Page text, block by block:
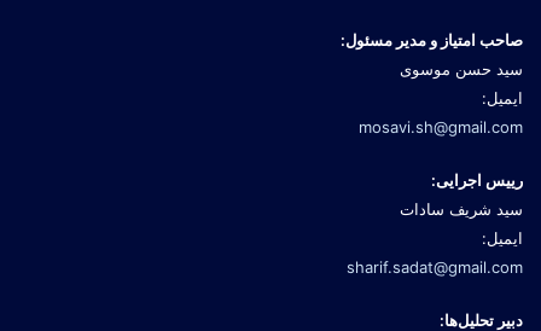
صاحب امتیاز و مدیر مسئول:
سید حسن موسوی
ایمیل:
mosavi.sh@gmail.com
رییس اجرایی:
سید شریف سادات
ایمیل:
sharif.sadat@gmail.com
دبیر تحلیل‌ها: